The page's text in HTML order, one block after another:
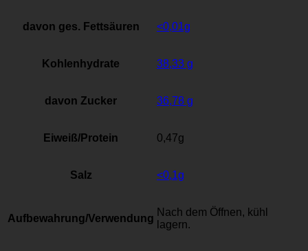
davon ges. Fettsäuren <0,01g
Kohlenhydrate 38,33 g
davon Zucker 36,78 g
Eiweiß/Protein 0,47g
Salz <0,1g
Aufbewahrung/Verwendung
Nach dem Öffnen, kühl
lagern.